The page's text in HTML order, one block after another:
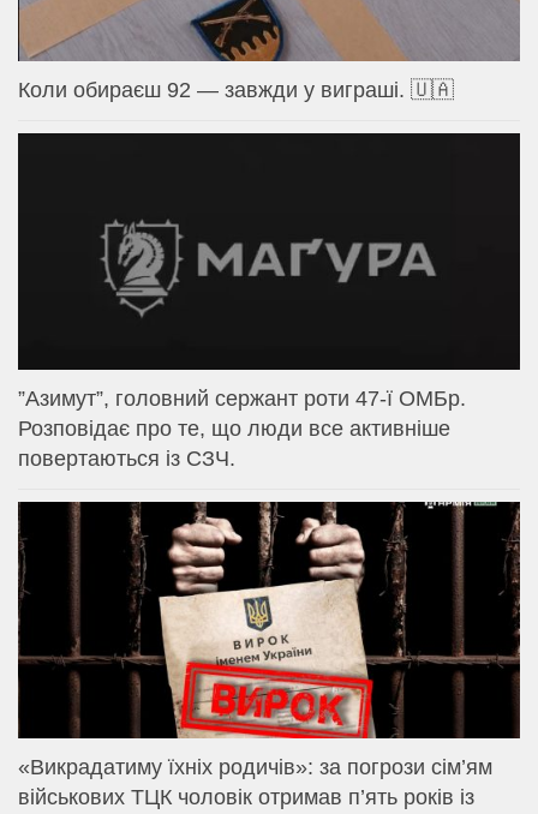
Коли обираєш 92 — завжди у виграші. 🇺🇦
⁨”Азимут”, головний сержант роти 47-ї ОМБр.
Розповідає про те, що люди все активніше
повертаються із СЗЧ.
«Викрадатиму їхніх родичів»: за погрози сім’ям
військових ТЦК чоловік отримав п’ять років із